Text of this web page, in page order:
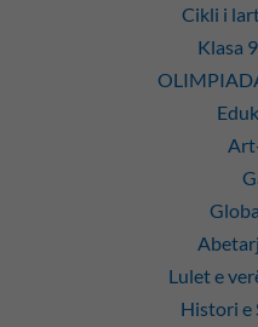
Cikli i
Klasa
Lulet e
Histori e